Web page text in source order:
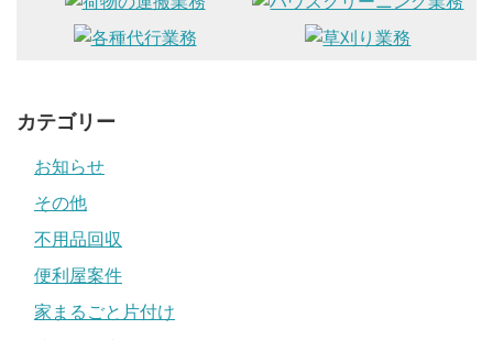
カテゴリー
お知らせ
その他
不用品回収
便利屋案件
家まるごと片付け